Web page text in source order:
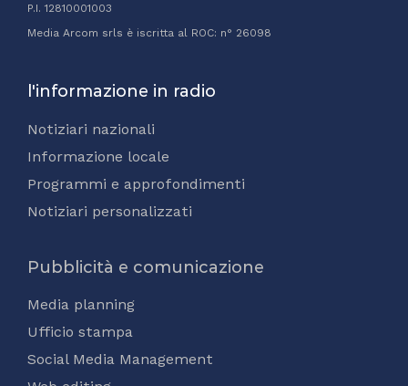
P.I. 12810001003
Media Arcom srls è iscritta al ROC: n° 26098
l'informazione in radio
Notiziari nazionali
Informazione locale
Programmi e approfondimenti
Notiziari personalizzati
Pubblicità e comunicazione
Media planning
Ufficio stampa
Social Media Management